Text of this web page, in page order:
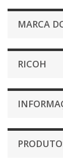
MARCA
RICOH